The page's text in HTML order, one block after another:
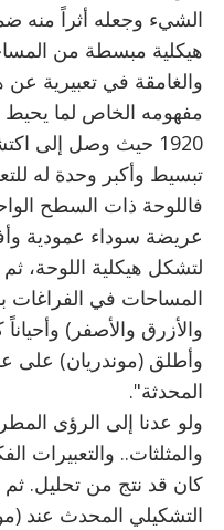
الشيء وجعله أثراً منه
هيكلية مبسطة من
والغامقة في تعبيرية عن
مفهومه الخاص لما يحيط
1920 حيث وصل إلى
تبسيط وأكبر وحدة له
فاللوحة ذات السطح
عريضة سوداء عمودية
لتشكل هيكلية اللوحة،
المساحات في الفراغات
والأزرق والأصفر)
وأطلق (موندريان) على
المحدثة".
ولو عدنا إلى الرؤى
والمثلثات.. والتعبيرات
كان قد نتج من تحليل. ثم
التشكيلي المحدث عند